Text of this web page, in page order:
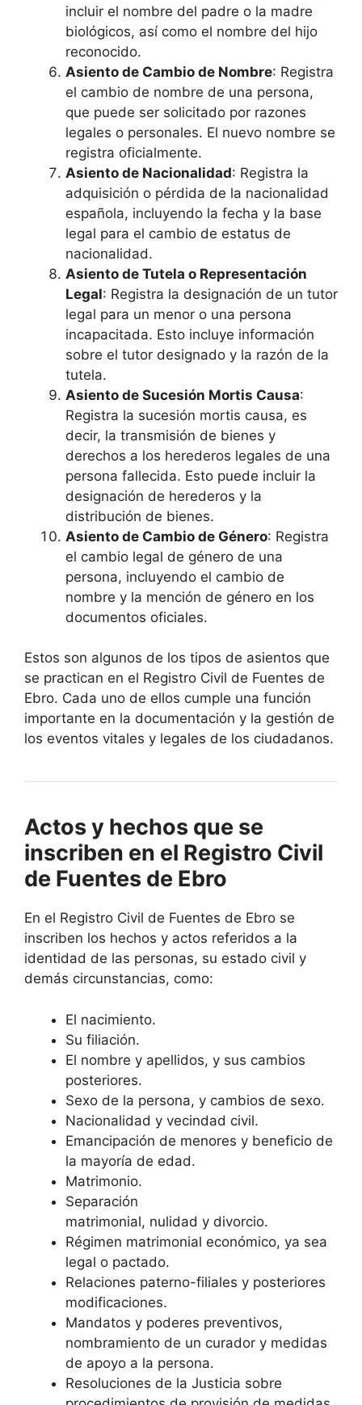
incluir el nombre del padre o la madre
biológicos, así como el nombre del hijo
reconocido.
Asiento de Cambio de Nombre: Registra
el cambio de nombre de una persona,
que puede ser solicitado por razones
legales o personales. El nuevo nombre se
registra oficialmente.
Asiento de Nacionalidad: Registra la
adquisición o pérdida de la nacionalidad
española, incluyendo la fecha y la base
legal para el cambio de estatus de
nacionalidad.
Asiento de Tutela o Representación
Legal: Registra la designación de un tutor
legal para un menor o una persona
incapacitada. Esto incluye información
sobre el tutor designado y la razón de la
tutela.
Asiento de Sucesión Mortis Causa:
Registra la sucesión mortis causa, es
decir, la transmisión de bienes y
derechos a los herederos legales de una
persona fallecida. Esto puede incluir la
designación de herederos y la
distribución de bienes.
Asiento de Cambio de Género: Registra
el cambio legal de género de una
persona, incluyendo el cambio de
nombre y la mención de género en los
documentos oficiales.
Estos son algunos de los tipos de asientos que
se practican en el Registro Civil de Fuentes de
Ebro. Cada uno de ellos cumple una función
importante en la documentación y la gestión de
los eventos vitales y legales de los ciudadanos.
Actos y hechos que se
inscriben en el Registro Civil
de Fuentes de Ebro
En el Registro Civil de Fuentes de Ebro se
inscriben los hechos y actos referidos a la
identidad de las personas, su estado civil y
demás circunstancias, como:
El nacimiento.
Su filiación.
El nombre y apellidos, y sus cambios
posteriores.
Sexo de la persona, y cambios de sexo.
Nacionalidad y vecindad civil.
Emancipación de menores y beneficio de
la mayoría de edad.
Matrimonio.
Separación
matrimonial, nulidad y divorcio.
Régimen matrimonial económico, ya sea
legal o pactado.
Relaciones paterno-filiales y posteriores
modificaciones.
Mandatos y poderes preventivos,
nombramiento de un curador y medidas
de apoyo a la persona.
Resoluciones de la Justicia sobre